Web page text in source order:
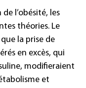
l’obésité, les
théories. Le
la prise de
en excès, qui
modifieraient
et